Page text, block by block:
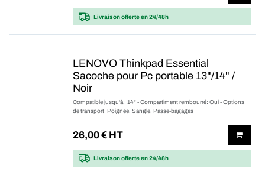
Livraison offerteen 24/48h
LENOVO Thinkpad Essential
Sacoche pour Pc portable 13"/14" /
Noir
Compatible jusqu'à : 14" - Compartiment rembourré: Oui - Options
de transport: Poignée, Sangle, Passe-bagages
26,00€ HT
Livraison offerteen 24/48h